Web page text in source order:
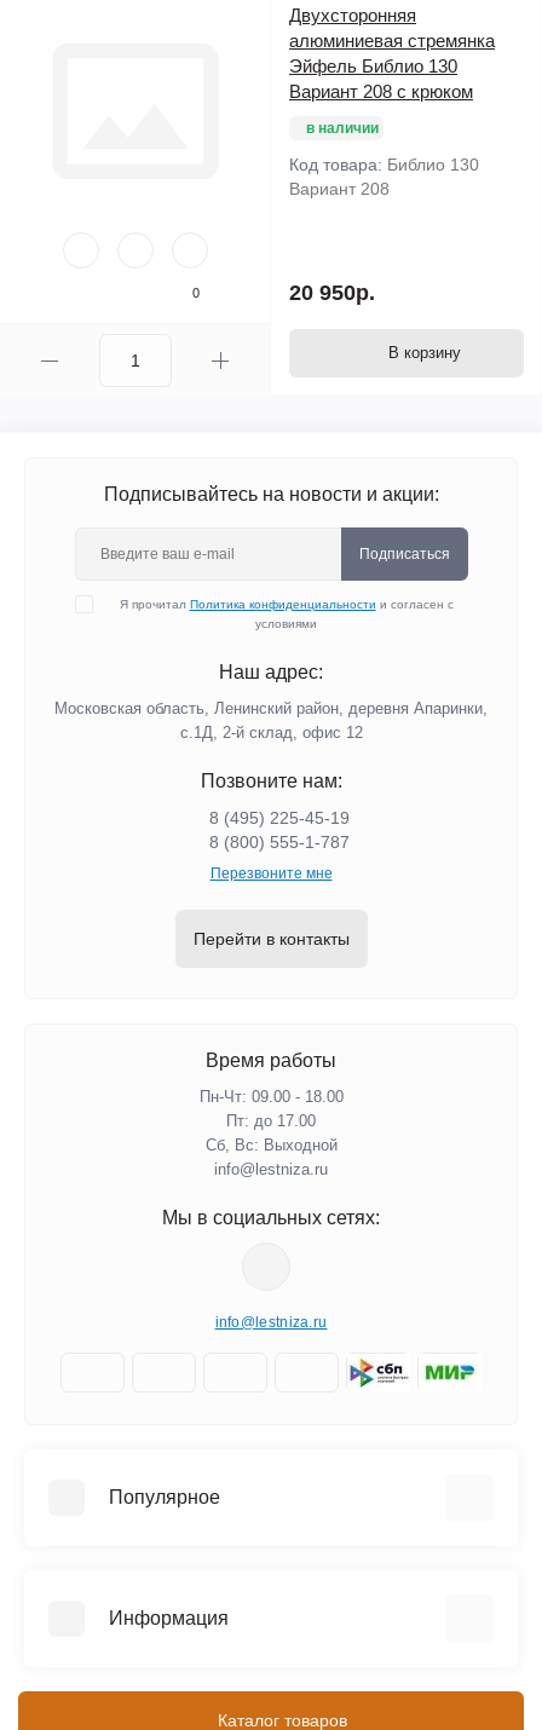
0
Двухсторонняя
алюминиевая стремянка
Эйфель Библио 130
Вариант 208 с крюком
в наличии
Код товара: Библио 130
Вариант 208
20 950р.
В корзину
Подписывайтесь на новости и акции:
Подписаться
Я прочитал Политика конфиденциальности и согласен с
условиями
Наш адрес:
Московская область, Ленинский район, деревня Апаринки,
с.1Д, 2-й склад, офис 12
Позвоните нам:
8 (495) 225-45-19
8 (800) 555-1-787
Перезвоните мне
Перейти в контакты
Время работы
Пн-Чт: 09.00 - 18.00
Пт: до 17.00
Сб, Вс: Выходной
info@lestniza.ru
Мы в социальных сетях:
info@lestniza.ru
Популярное
Четырехсекционные лестницы
Информация
Каталог товаров